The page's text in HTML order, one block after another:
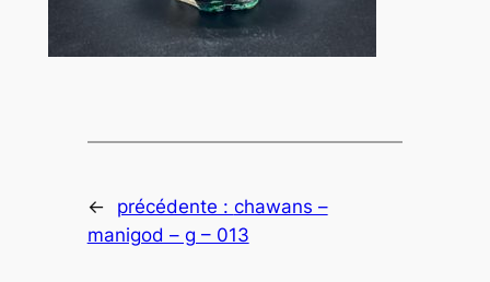
← précédente : chawans –
manigod – g – 013